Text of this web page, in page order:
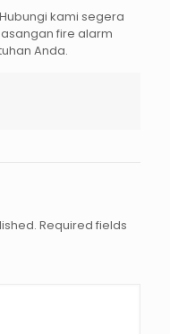
Hubungi kami segera
fire alarm
Anda.
Required fields